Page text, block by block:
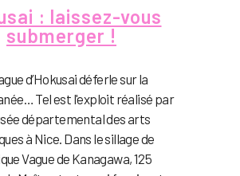
: laissez-vous
submerger !
d’Hokusai déferle sur la
Tel est l'exploit réalisé par
départemental des arts
à Nice. Dans le sillage de
Vague de Kanagawa, 125